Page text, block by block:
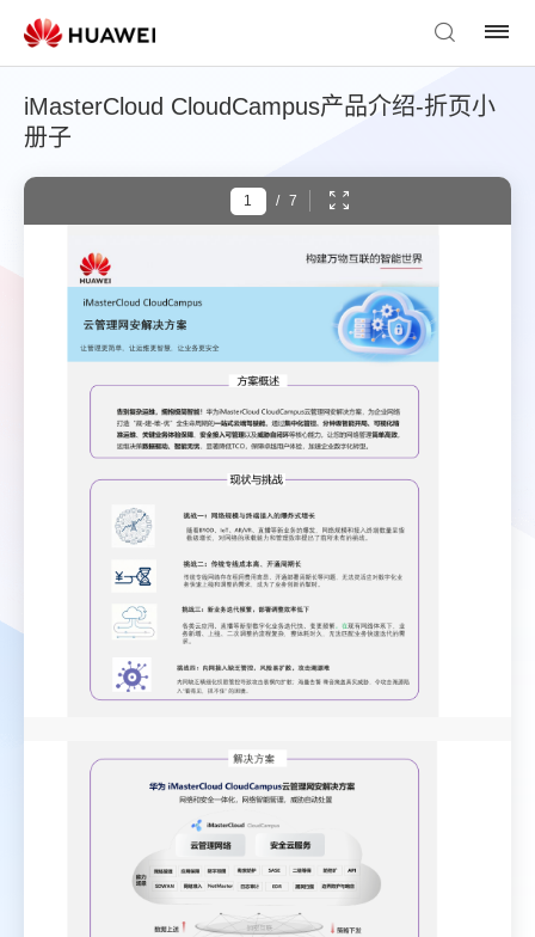
iMasterCloud CloudCampus产品介绍-折页小
册子
/ 7